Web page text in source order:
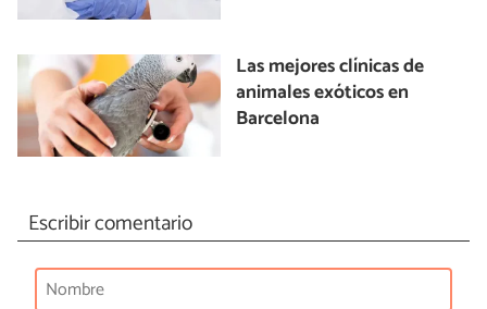
Las mejores clínicas de
animales exóticos en
Barcelona
Escribir comentario